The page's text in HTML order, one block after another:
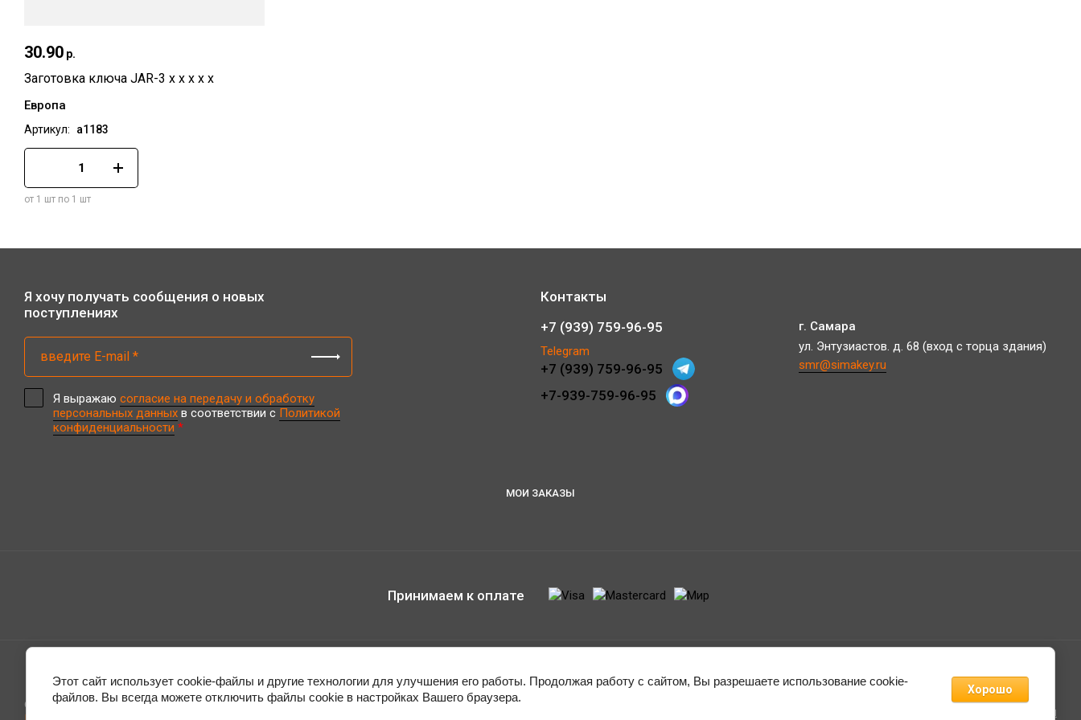
Заготовка ключа JAR-3 x x x x x
30.90 р.
Европа
Артикул: а1183
от 1 шт по 1 шт
Я хочу получать сообщения о новых
поступлениях
Я выражаю согласие на передачу и обработку
персональных данных в соответствии с Политикой
конфиденциальности *
Контакты
+7 (939) 759-96-95
Telegram
+7 (939) 759-96-95
+7-939-759-96-95
г. Самара
ул. Энтузиастов. д. 68 (вход с торца здания)
smr@simakey.ru
МОИ ЗАКАЗЫ
Принимаем к оплате
© 2020 - 2026
Megagroup.ru
Этот сайт использует cookie-файлы и другие технологии для улучшения его работы. Продолжая работу с сайтом, Вы разрешаете использование cookie-
файлов. Вы всегда можете отключить файлы cookie в настройках Вашего браузера.
Хорошо